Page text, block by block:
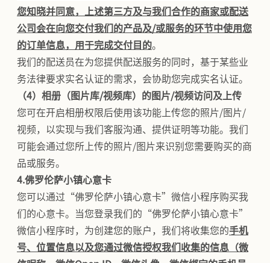
您知晓并同意，上述第三方及与我们合作的商家或配送
公司会在向您交付我们的产品及/或服务的环节中使用您
的订单信息，用于完成交付目的。
我们的配送员在为您提供配送服务的同时，基于某些业
务法律要求实名认证的需求，会协助您完成实名认证。
（4）相册（图片库/视频库）的图片/视频访问及上传
您可在开启相册权限后使用该功能上传您的照片/图片/
视频，以实现与我们客服沟通、提供证明等功能。我们
可能会通过您所上传的照片/图片来识别您需要购买的商
品或服务。
4.佛罗伦萨小镇心意卡
您可以通过“佛罗伦萨小镇心意卡”微信小程序购买我
们的心意卡。当您登录我们的“佛罗伦萨小镇心意卡”
微信小程序时，为创建您的账户，我们将收集您的手机
号、位置信息以及您通过微信授权我们收集的信息（微